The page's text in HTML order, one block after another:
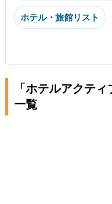
ホテル・旅館リスト
「ホテルアクテ
一覧